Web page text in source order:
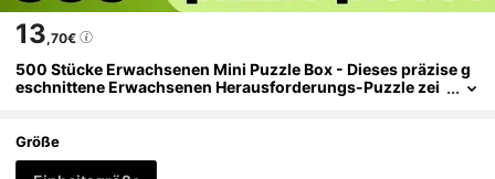
13,70€
500 Stücke Erwachsenen Mini Puzzle Box - Dieses präzise g
eschnittene Erwachsenen Herausforderungs-Puzzle zei
ges Design, geeignet für Erwachsenen-Lässig, Familienunter
haltung und kann nach der Fertigstellung als DIY-Heimdekor
ation oder Kunstsammlung verwendet werden. Auch eine gr
Größe